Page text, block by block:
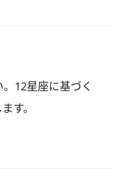
12星座に基づく
す。